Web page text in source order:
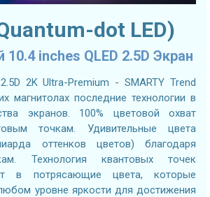
dot LED)
10.4 inches QLED 2.5D Экран
2K Ultra-Premium - SMARTY Trend
магнитолах последние технологии в
экранов. 100% цветовой охват
точкам. Удивительные цвета
оттенков цветов) благодаря
Технология квантовых точек
в потрясающие цвета, которые
уровне яркости для достижения